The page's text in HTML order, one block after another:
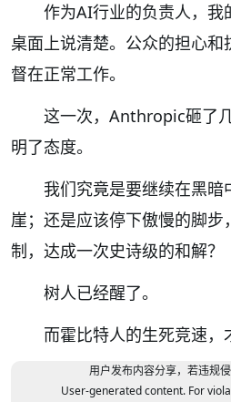
作为AI行业的负责人，我
桌面上说清楚。公众的担心
督在正常工作。
这一次，Anthropic砸了
明了态度。
我们究竟是要继续在黑
崖；还是应该停下傲慢的脚
制，达成一次史诗级的和解？
树人已经醒了。
而霍比特人的生死竞速，
用户发布内容分享，若违规
User-generated content. For